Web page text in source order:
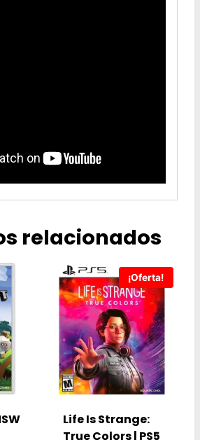
relacionados
¡Oferta!
Life Is Strange:
True Colors | PS5